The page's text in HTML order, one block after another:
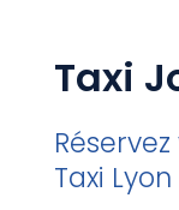
Taxi
Taxi Lyon